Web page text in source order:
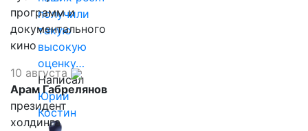
получили
такую
высокую
оценку…
Написал
Юрий
Костин
программ и
документального
кино
10 августа
Арам Габрелянов
президент
холдинга